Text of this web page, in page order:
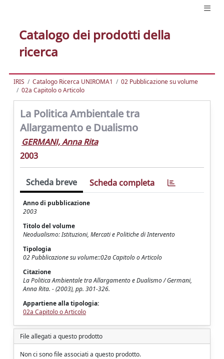
Catalogo dei prodotti della
ricerca
IRIS Catalogo Ricerca UNIROMA1
02 Pubblicazione su volume
02a Capitolo o Articolo
La Politica Ambientale tra
Allargamento e Dualismo
GERMANI, Anna Rita
2003
Scheda breve Scheda completa
Anno di pubblicazione
2003
Titolo del volume
Neodualismo: Istituzioni, Mercati e Politiche di Intervento
Tipologia
02 Pubblicazione su volume::02a Capitolo o Articolo
Citazione
La Politica Ambientale tra Allargamento e Dualismo / Germani,
Anna Rita. - (2003), pp. 301-326.
Appartiene alla tipologia:
02a Capitolo o Articolo
File allegati a questo prodotto
Non ci sono file associati a questo prodotto.